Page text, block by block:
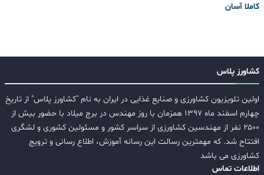
کاملا آسان
کشاورز پلاس
اولین تلویزیون کشاورزی و صنایع غذایی در ایران به نام "کشاورز پلاس" از تاریخ
چهارم اسفند ماه ۱۳۹۷ همزمان با روز مهندس در برج میلاد با حضور بیش از
۲۵۰۰ نفر از مهندسین کشاورزی از سراسر کشور و مسئولین کشوری و لشگری
افتتاح شد. که مهمترین رسالت این رسانه آموزش، اطلاع رسانی و ترویج
کشاورزی می باشد
اطلاعات تماس